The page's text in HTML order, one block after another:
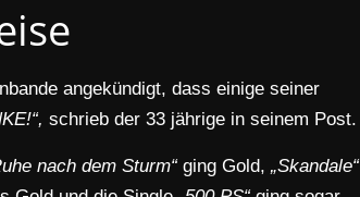
angekündigt, dass einige seiner
schrieb der 33 jährige in seinem Post.
nach dem Sturm“ ging Gold, „Skandale“